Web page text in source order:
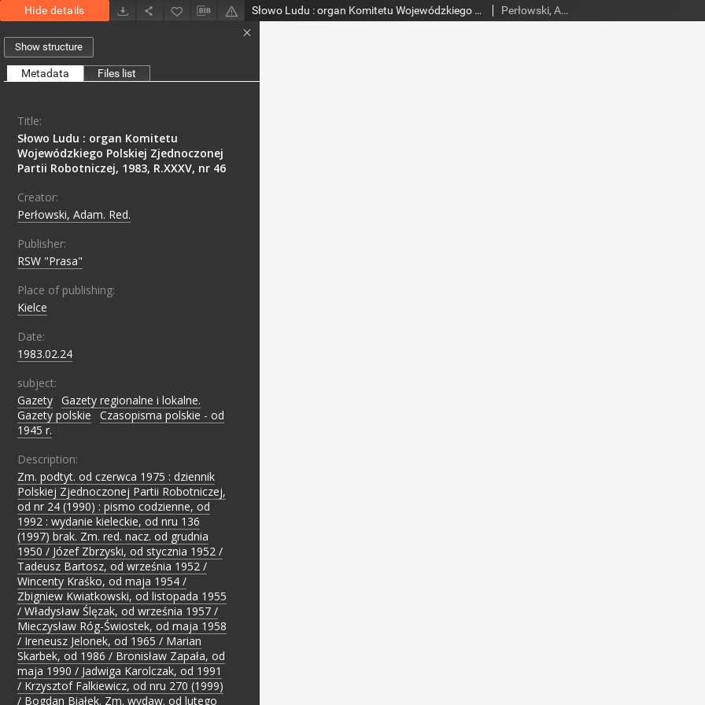
Hide details Słowo Ludu : organ Komitetu Wojewódzkiego Polskiej Zjednoczonej Partii Robotniczej, 1983, R.XXXV, nr 46 Perłowski, Adam. Red.
Show structure
Metadata Files list
Title:
Słowo Ludu : organ Komitetu
Wojewódzkiego Polskiej Zjednoczonej
Partii Robotniczej, 1983, R.XXXV, nr 46
Creator:
Perłowski, Adam. Red.
Publisher:
RSW "Prasa"
Place of publishing:
Kielce
Date:
1983.02.24
subject:
Gazety Gazety regionalne i lokalne.
Gazety polskie
Czasopisma polskie - od
1945 r.
Description:
Zm. podtyt. od czerwca 1975 : dziennik
Polskiej Zjednoczonej Partii Robotniczej,
od nr 24 (1990) : pismo codzienne, od
1992 : wydanie kieleckie, od nru 136
(1997) brak. Zm. red. nacz. od grudnia
1950 / Józef Zbrzyski, od stycznia 1952 /
Tadeusz Bartosz, od września 1952 /
Wincenty Kraśko, od maja 1954 /
Zbigniew Kwiatkowski, od listopada 1955
/ Władysław Ślęzak, od września 1957 /
Mieczysław Róg-Świostek, od maja 1958
/ Ireneusz Jelonek, od 1965 / Marian
Skarbek, od 1986 / Bronisław Zapała, od
maja 1990 / Jadwiga Karolczak, od 1991
/ Krzysztof Falkiewicz, od nru 270 (1999)
/ Bogdan Białek. Zm. wydaw. od lutego